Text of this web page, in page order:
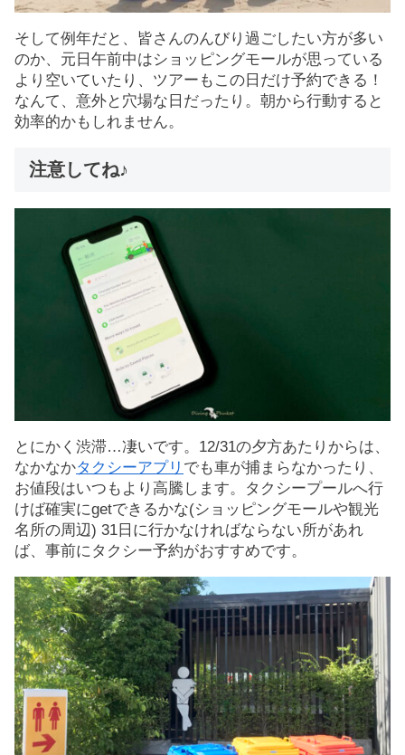
そして例年だと、皆さんのんびり過ごしたい方が多い
のか、元日午前中はショッピングモールが思っている
より空いていたり、ツアーもこの日だけ予約できる！
なんて、意外と穴場な日だったり。朝から行動すると
効率的かもしれません。
注意してね♪
とにかく渋滞…凄いです。12/31の夕方あたりからは、
なかなかタクシーアプリ でも車が捕まらなかったり、
お値段はいつもより高騰します。タクシープールへ行
けば確実にgetできるかな(ショッピングモールや観光
名所の周辺) 31日に行かなければならない所があれ
ば、事前にタクシー予約がおすすめです。